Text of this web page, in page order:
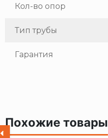
Кол-во опор
Тип трубы
Гарантия
Похожие товары